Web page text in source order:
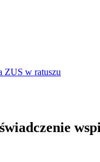
ZUS w ratuszu